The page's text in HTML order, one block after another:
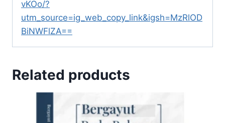
vKOo/?
utm_source=ig_web_copy_link&igsh=MzRlOD
BiNWFlZA==
Related products